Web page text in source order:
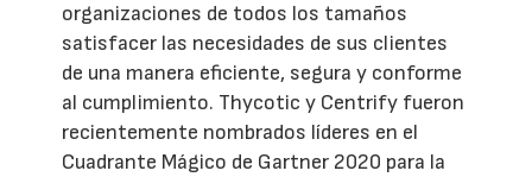
organizaciones de todos los tamaños
satisfacer las necesidades de sus clientes
de una manera eficiente, segura y conforme
al cumplimiento. Thycotic y Centrify fueron
recientemente nombrados líderes en el
Cuadrante Mágico de Gartner 2020 para la